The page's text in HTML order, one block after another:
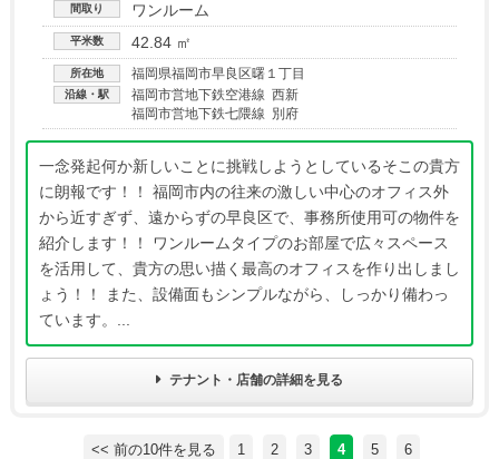
間取り ワンルーム
平米数 42.84 ㎡
所在地 福岡県福岡市早良区曙１丁目
沿線・駅
福岡市営地下鉄空港線 西新
福岡市営地下鉄七隈線 別府
一念発起何か新しいことに挑戦しようとしているそこの貴方
に朗報です！！ 福岡市内の往来の激しい中心のオフィス外
から近すぎず、遠からずの早良区で、事務所使用可の物件を
紹介します！！ ワンルームタイプのお部屋で広々スペース
を活用して、貴方の思い描く最高のオフィスを作り出しまし
ょう！！ また、設備面もシンプルながら、しっかり備わっ
ています。...
テナント・店舗の詳細を見る
<< 前の10件を見る 1 2 3 4 5 6